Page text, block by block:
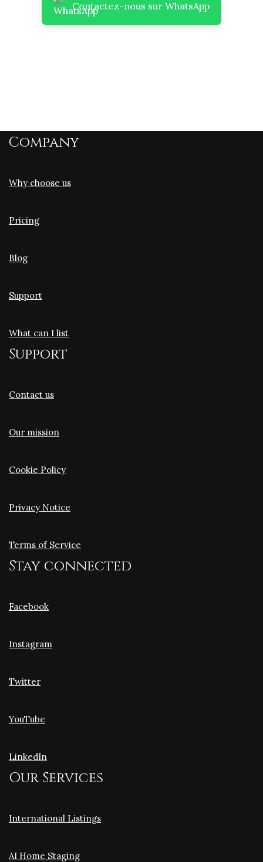
Contactez-nous sur WhatsApp
Company
Why choose us
Pricing
Blog
Support
What can I list
Support
Contact us
Our mission
Cookie Policy
Privacy Notice
Terms of Service
Stay connected
Facebook
Instagram
Twitter
YouTube
LinkedIn
Our Services
International Listings
AI Home Staging